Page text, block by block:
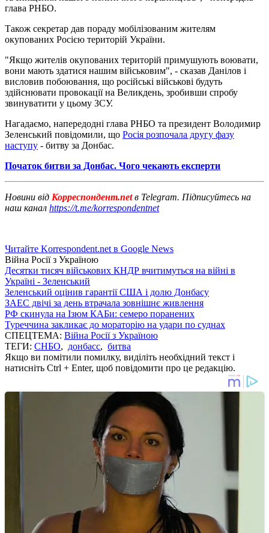
глава РНБО.
Також секретар дав пораду мобілізованим жителям
окупованих Росією територій України.
"Якщо жителів окупованих територій примушують воювати,
вони мають здатися нашим військовим", - сказав Данілов і
висловив побоювання, що російські військові будуть
здійснювати провокації на Великдень, зробивши спробу
звинуватити у цьому ЗСУ.
Нагадаємо, напередодні глава РНБО та президент Володимир
Зеленський повідомили, що Росія розпочала другу фазу
наступу - битву за Донбас.
Початок битви за Донбас. Чого чекають експерти
Новини від Корреспондент.netв Telegram. Підписуйтесь на
наш канал https://t.me/korrespondentnet
Читайте Korrespondent.net в Google News
Війна Росії з Україною
Десятки тисяч військових КНДР вчитимуться на війні в
Україні - Зеленський
Зеленський оцінив гарантії США і долю Донбасу
ЗАЕС двічі за день втрачала зовнішнє живлення
РФ скинула на Ізюм КАБи: семеро поранених
Туреччина закликає до мораторію на удари по суднах
СПЕЦТЕМА: Війна Росії з Україною
ТЕГИ: СНБО, донбасс, битва
Якщо ви помітили помилку, виділіть необхідний текст і
натисніть Ctrl + Enter, щоб повідомити про це редакцію.